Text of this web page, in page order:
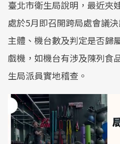
臺北市衛生局說明，最近夾
處於5月即召開跨局處會議
主體、機台數及判定是否歸
戲機，如機台有涉及陳列食
生局派員實地稽查。